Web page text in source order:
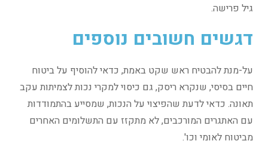
גיל פרישה.
דגשים חשובים נוספים
על-מנת להבטיח ראש שקט באמת, כדאי להוסיף על ביטוח
חיים בסיסי, שנקרא ריסק, גם כיסוי למקרי נכות לצמיתות עקב
תאונה. כדאי לדעת שהפיצוי על הנכות, שמסייע בהתמודדות
עם האתגרים המורכבים, לא מתקזז עם התשלומים האחרים
מביטוח לאומי וכו'.